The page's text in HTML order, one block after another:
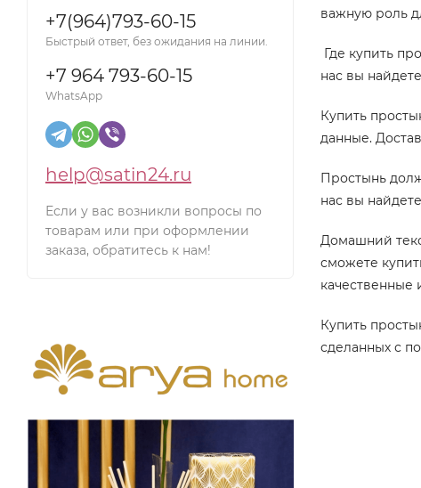
180x200
180x214
180x220
180x240
200x200
200x220
200x240
214x220
220x280
240x250
240x260
+7(964)793-60-15
Быстрый ответ, без ожидания на линии.
+7 964 793-60-15
WhatsApp
help@satin24.ru
Если у вас возникли вопросы по
товарам или при оформлении
заказа, обратитесь к нам!
важную роль
Где купить
нас вы
Купить
данные.
Простынь
нас вы
Домашний
сможете
качественные
Купить
сделанных с